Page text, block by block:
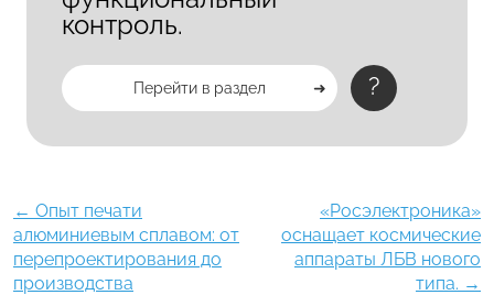
контроль.
Перейти в раздел ?
← Опыт печати
алюминиевым сплавом: от
перепроектирования до
производства
«Росэлектроника»
оснащает космические
аппараты ЛБВ нового
типа. →